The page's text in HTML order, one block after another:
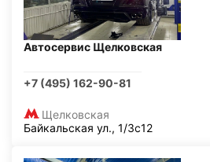
Автосервис Щелковская
+7 (495) 162-90-81
Щелковская
Байкальская ул., 1/3с12